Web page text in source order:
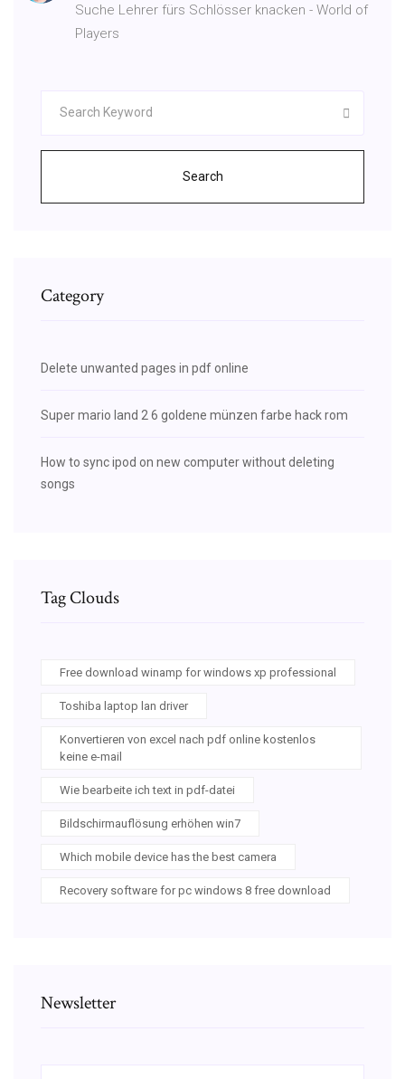
Suche Lehrer fürs Schlösser knacken - World of
Players
Search
Category
Delete unwanted pages in pdf online
Super mario land 2 6 goldene münzen farbe hack rom
How to sync ipod on new computer without deleting
songs
Tag Clouds
Free download winamp for windows xp professional
Toshiba laptop lan driver
Konvertieren von excel nach pdf online kostenlos
keine e-mail
Wie bearbeite ich text in pdf-datei
Bildschirmauflösung erhöhen win7
Which mobile device has the best camera
Recovery software for pc windows 8 free download
Newsletter